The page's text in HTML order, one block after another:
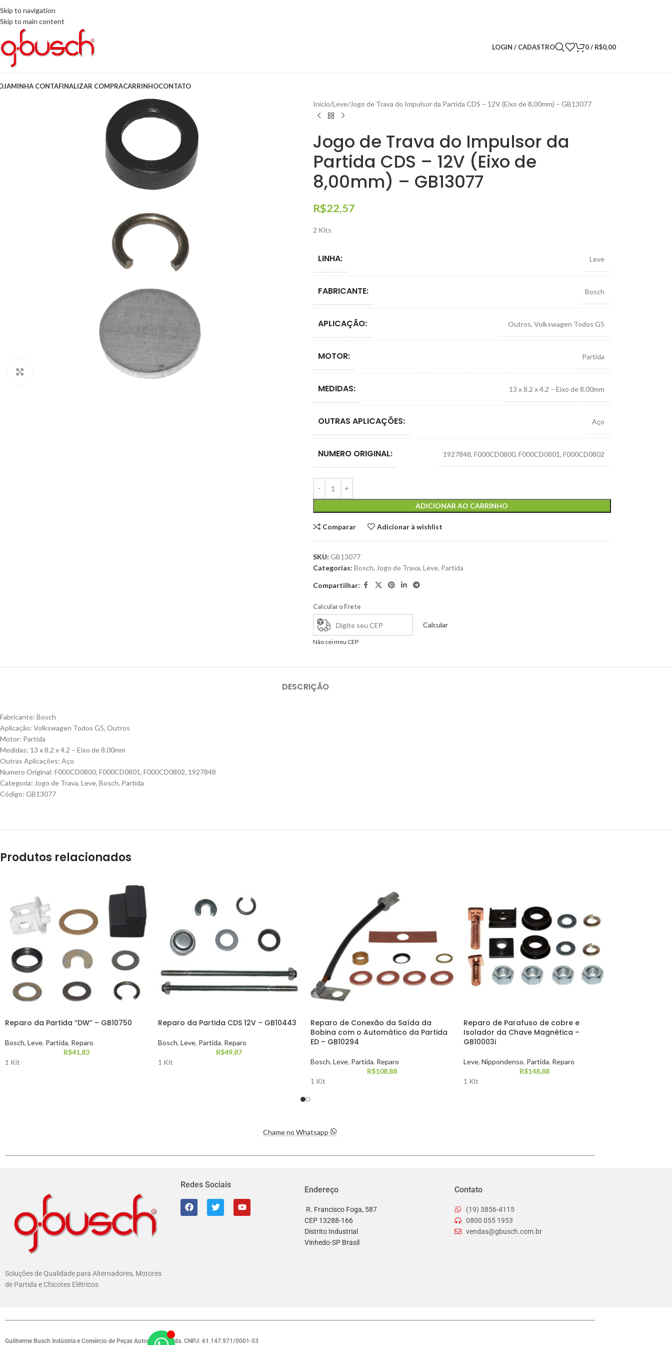
Skip to navigation
Skip to main content
LOGIN / CADASTRO 0/ R$0,00
MINHA CONTAFINALIZAR COMPRACARRINHOCONTATO
Início Leve Jogo de Trava do Impulsor da Partida CDS – 12V (Eixo de 8,00mm) – GB13077
Jogo de Trava do Impulsor da
Partida CDS – 12V (Eixo de
8,00mm) – GB13077
R$22,57
2 Kits
LINHA: Leve
FABRICANTE: Bosch
APLICAÇÃO: Outros, Volkswagen Todos G5
MOTOR: Partida
MEDIDAS: 13 x 8.2 x 4.2 – Eixo de 8.00mm
OUTRAS APLICAÇÕES: Aço
NUMERO ORIGINAL: 1927848, F000CD0800, F000CD0801, F000CD0802
ADICIONAR AO CARRINHO
Comparar Adicionar à wishlist
SKU: GB13077
Categorias: Bosch, Jogo de Trava, Leve, Partida
Compartilhar:
Calcular o Frete
Calcular
Não sei meu CEP
DESCRIÇÃO
Fabricante: Bosch
Aplicação: Volkswagen Todos G5, Outros
Motor: Partida
Medidas: 13 x 8.2 x 4.2 – Eixo de 8.00mm
Outras Aplicações: Aço
Numero Original: F000CD0800, F000CD0801, F000CD0802, 1927848
Categoria: Jogo de Trava, Leve, Bosch, Partida
Código: GB13077
Produtos relacionados
Reparo da Partida “DW” – GB10750
Bosch, Leve, Partida, Reparo
R$41,83
1 Kit
Reparo da Partida CDS 12V – GB10443
Bosch, Leve, Partida, Reparo
R$49,87
1 Kit
Reparo de Conexão da Saída da
Bobina com o Automático da Partida
ED – GB10294
Bosch, Leve, Partida, Reparo
R$108,88
1 Kit
Reparo de Parafuso de cobre e
Isolador da Chave Magnética –
GB10003i
Leve, Nippondenso, Partida, Reparo
R$148,88
1 Kit
Chame no Whatsapp
Soluções de Qualidade para Alternadores, Motores
de Partida e Chicotes Elétricos
Redes Sociais
Endereço
R. Francisco Foga, 587
CEP 13288-166
Distrito Industrial
Vinhedo-SP Brasil
Contato
(19) 3856-4115
0800 055 1953
vendas@gbusch.com.br
Guilherme Busch Indústria e Comércio de Peças Automotivas Ltda. CNPJ: 61.147.971/0001-53